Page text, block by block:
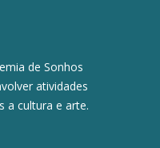
de Sonhos
atividades
a cultura e arte.